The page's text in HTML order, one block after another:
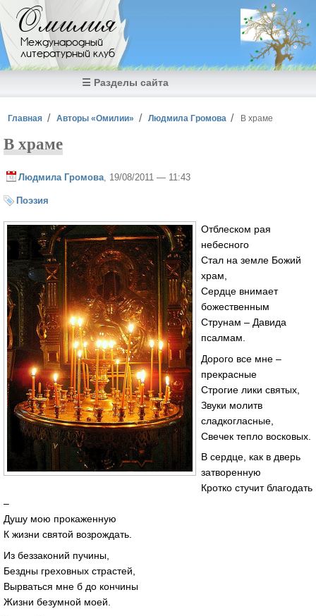
Перейти к основному содержанию
Омилия
Международный
литературный клуб
☰ Разделы сайта
Вы здесь
Главная Авторы «Омилии» Людмила Громова В храме
В храме
Людмила Громова , 19/08/2011 — 11:43
Поэзия
Отблеском рая
небесного
Стал на земле Божий
храм,
Сердце внимает
божественным
Струнам – Давида
псалмам.
Дорого все мне –
прекрасные
Строгие лики святых,
Звуки молитв
сладкогласные,
Свечек тепло восковых.
В сердце, как в дверь
затворенную
Кротко стучит благодать
–
Душу мою прокаженную
К жизни святой возрождать.
Из беззаконий пучины,
Бездны греховных страстей,
Вырваться мне б до кончины
Жизни безумной моей.